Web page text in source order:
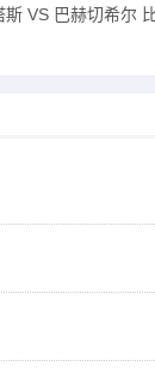
VS 巴赫切希尔